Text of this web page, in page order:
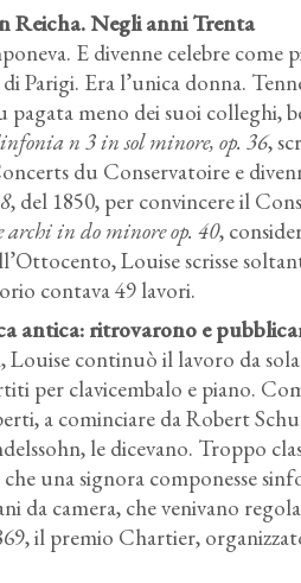
Reicha. Negli anni Trenta
E divenne celebre come
Parigi. Era l’unica donna.
meno dei suoi colleghi,
n 3 in sol minore, op. 36,
du Conservatoire e
, del 1850, per convincere il
archi in do minore op. 40,
Louise scrisse
contava 49 lavori.
antica: ritrovarono e
continuò il lavoro da
per clavicembalo e piano.
a cominciare da Robert
le dicevano. Troppo
una signora componesse
da camera, che venivano
il premio Chartier,